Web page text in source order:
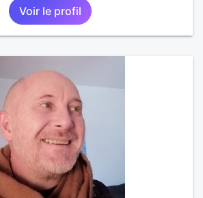
Voir le profil